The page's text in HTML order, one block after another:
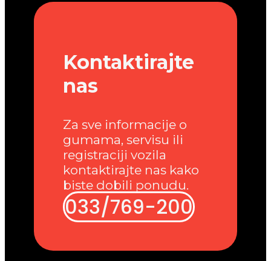
Kontaktirajte
nas
Za sve informacije o
gumama, servisu ili
registraciji vozila
kontaktirajte nas kako
biste dobili ponudu.
033/769-200